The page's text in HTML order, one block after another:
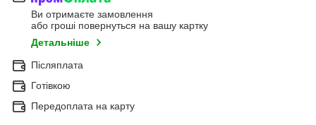
Ви отримаєте замовлення
або гроші повернуться на вашу картку
Детальніше
Післяплата
Готівкою
Передоплата на карту